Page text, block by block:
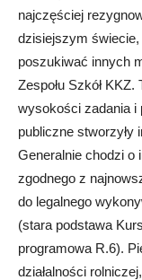
najczęściej
dzisiejszym
poszukiwać innych
Zespołu Szkół
wysokości zadania i
publiczne stworzyły
Generalnie chodzi o
zgodnego z
do legalnego
(stara podstawa
programowa R.6).
działalności